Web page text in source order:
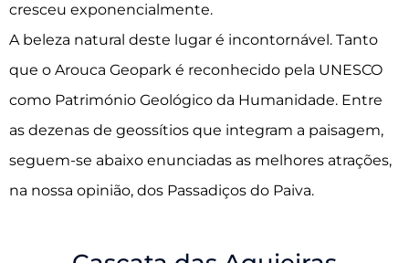
cresceu exponencialmente.
A beleza natural deste lugar é incontornável. Tanto
que o Arouca Geopark é reconhecido pela UNESCO
como Património Geológico da Humanidade. Entre
as dezenas de geossítios que integram a paisagem,
seguem-se abaixo enunciadas as melhores atrações,
na nossa opinião, dos Passadiços do Paiva.